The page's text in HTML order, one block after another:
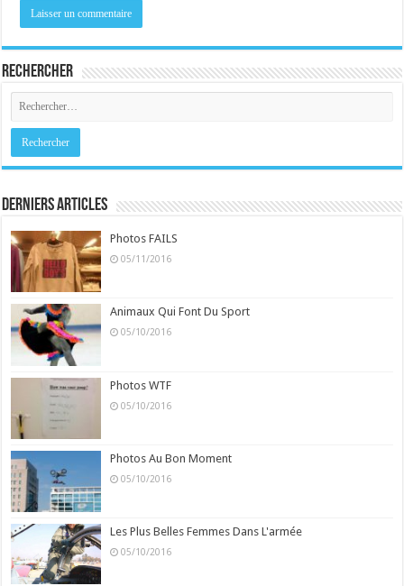
Rechercher
Derniers Articles
Photos FAILS
05/11/2016
Animaux Qui Font Du Sport
05/10/2016
Photos WTF
05/10/2016
Photos Au Bon Moment
05/10/2016
Les Plus Belles Femmes Dans L'armée
05/10/2016